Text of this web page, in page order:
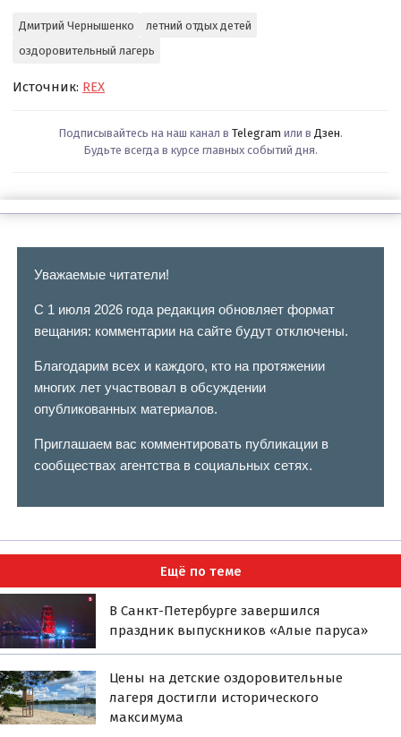
Дмитрий Чернышенко
летний отдых детей
оздоровительный лагерь
Источник: REX
Подписывайтесь на наш канал в Telegram или в Дзен.
Будьте всегда в курсе главных событий дня.
Уважаемые читатели!
С 1 июля 2026 года редакция обновляет формат
вещания: комментарии на сайте будут отключены.
Благодарим всех и каждого, кто на протяжении
многих лет участвовал в обсуждении
опубликованных материалов.
Приглашаем вас комментировать публикации в
сообществах агентства в социальных сетях.
Ещё по теме
В Санкт-Петербурге завершился
праздник выпускников «Алые паруса»
Цены на детские оздоровительные
лагеря достигли исторического
максимума